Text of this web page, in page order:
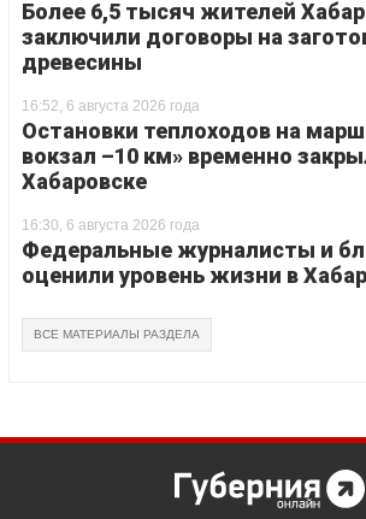
Более 6,5 тысяч жителей
заключили договоры на
древесины
16:52, 6 августа 2026 года
Остановки теплоходов на
вокзал –10 км» временно
Хабаровске
16:30, 6 августа 2026 года
Федеральные журналисты и
оценили уровень жизни в
ВСЕ МАТЕРИАЛЫ РАЗДЕЛА